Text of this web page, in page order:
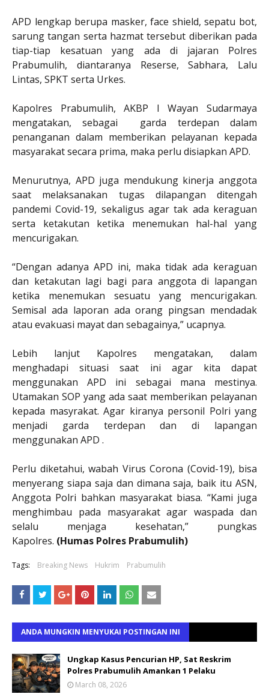
APD lengkap berupa masker, face shield, sepatu bot,
sarung tangan serta hazmat tersebut diberikan pada
tiap-tiap kesatuan yang ada di jajaran Polres
Prabumulih, diantaranya Reserse, Sabhara, Lalu
Lintas, SPKT serta Urkes.
Kapolres Prabumulih, AKBP I Wayan Sudarmaya
mengatakan, sebagai garda terdepan dalam
penanganan dalam memberikan pelayanan kepada
masyarakat secara prima, maka perlu disiapkan APD.
Menurutnya, APD juga mendukung kinerja anggota
saat melaksanakan tugas dilapangan ditengah
pandemi Covid-19, sekaligus agar tak ada keraguan
serta ketakutan ketika menemukan hal-hal yang
mencurigakan.
“Dengan adanya APD ini, maka tidak ada keraguan
dan ketakutan lagi bagi para anggota di lapangan
ketika menemukan sesuatu yang mencurigakan.
Semisal ada laporan ada orang pingsan mendadak
atau evakuasi mayat dan sebagainya,” ucapnya.
Lebih lanjut Kapolres mengatakan, dalam
menghadapi situasi saat ini agar kita dapat
menggunakan APD ini sebagai mana mestinya.
Utamakan SOP yang ada saat memberikan pelayanan
kepada masyrakat. Agar kiranya personil Polri yang
menjadi garda terdepan dan di lapangan
menggunakan APD .
Perlu diketahui, wabah Virus Corona (Covid-19), bisa
menyerang siapa saja dan dimana saja, baik itu ASN,
Anggota Polri bahkan masyarakat biasa. “Kami juga
menghimbau pada masyarakat agar waspada dan
selalu menjaga kesehatan,” pungkas
Kapolres. (Humas Polres Prabumulih)
Tags: Breaking News Hukrim Prabumulih
ANDA MUNGKIN MENYUKAI POSTINGAN INI
Ungkap Kasus Pencurian HP, Sat Reskrim
Polres Prabumulih Amankan 1 Pelaku
March 08, 2026